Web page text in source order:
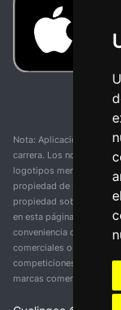
Nota: Aplicación y web
carrera. Los nombres de
logotipos mencionados
propiedad de sus
propiedad sobre estas
en esta página se
conveniencia de
comerciales o logotipos
competiciones y no
marcas comerciales